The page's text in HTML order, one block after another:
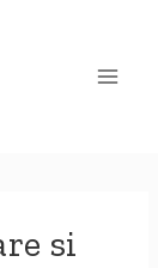
si